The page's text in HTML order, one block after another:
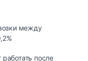
между
после